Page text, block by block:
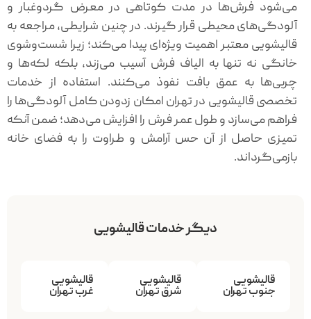
می‌شود فرش‌ها در مدت کوتاهی در معرض گردوغبار و
آلودگی‌های محیطی قرار گیرند. در چنین شرایطی، مراجعه به
قالیشویی معتبر اهمیت ویژه‌ای پیدا می‌کند؛ زیرا شست‌وشوی
خانگی نه تنها به الیاف فرش آسیب می‌زند، بلکه لکه‌ها و
چربی‌ها به عمق بافت نفوذ می‌کنند. استفاده از خدمات
تخصصی قالیشویی در تهران امکان زدودن کامل آلودگی‌ها را
فراهم می‌سازد و طول عمر فرش را افزایش می‌دهد؛ ضمن آنکه
تمیزی حاصل از آن حس آرامش و طراوت را به فضای خانه
بازمی‌گرداند.
دیگر خدمات قالیشویی
قالیشویی
جنوب تهران
قالیشویی
شرق تهران
قالیشویی
غرب تهران